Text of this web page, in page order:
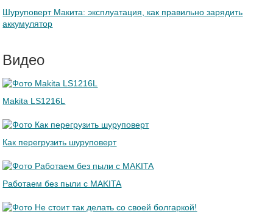
Шуруповерт Макита: эксплуатация, как правильно зарядить
аккумулятор
Видео
Makita LS1216L
Как перегрузить шуруповерт
Работаем без пыли с MAKITA